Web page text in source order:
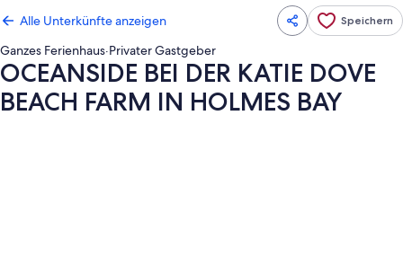
Alle Unterkünfte anzeigen Speichern
Ganzes Ferienhaus·Privater Gastgeber
OCEANSIDE BEI DER KATIE DOVE
BEACH FARM IN HOLMES BAY